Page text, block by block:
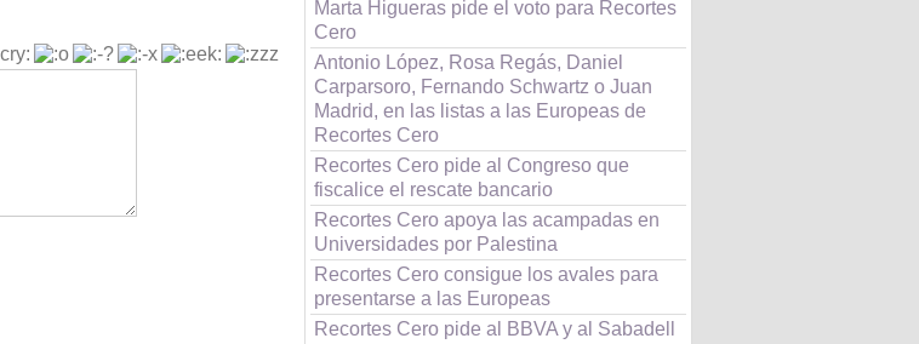
Marta Higueras pide el voto para Recortes
Cero
Antonio López, Rosa Regás, Daniel
Carparsoro, Fernando Schwartz o Juan
Madrid, en las listas a las Europeas de
Recortes Cero
Recortes Cero pide al Congreso que
fiscalice el rescate bancario
Recortes Cero apoya las acampadas en
Universidades por Palestina
Recortes Cero consigue los avales para
presentarse a las Europeas
Recortes Cero pide al BBVA y al Sabadell